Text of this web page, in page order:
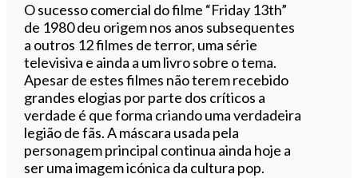
O sucesso comercial do filme “Friday 13th”
de 1980 deu origem nos anos subsequentes
a outros 12 filmes de terror, uma série
televisiva e ainda a um livro sobre o tema.
Apesar de estes filmes não terem recebido
grandes elogias por parte dos críticos a
verdade é que forma criando uma verdadeira
legião de fãs. A máscara usada pela
personagem principal continua ainda hoje a
ser uma imagem icónica da cultura pop.